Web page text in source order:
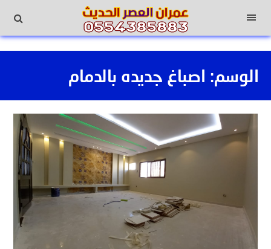
القائمة
الوسم: اصباغ جديده بالدمام